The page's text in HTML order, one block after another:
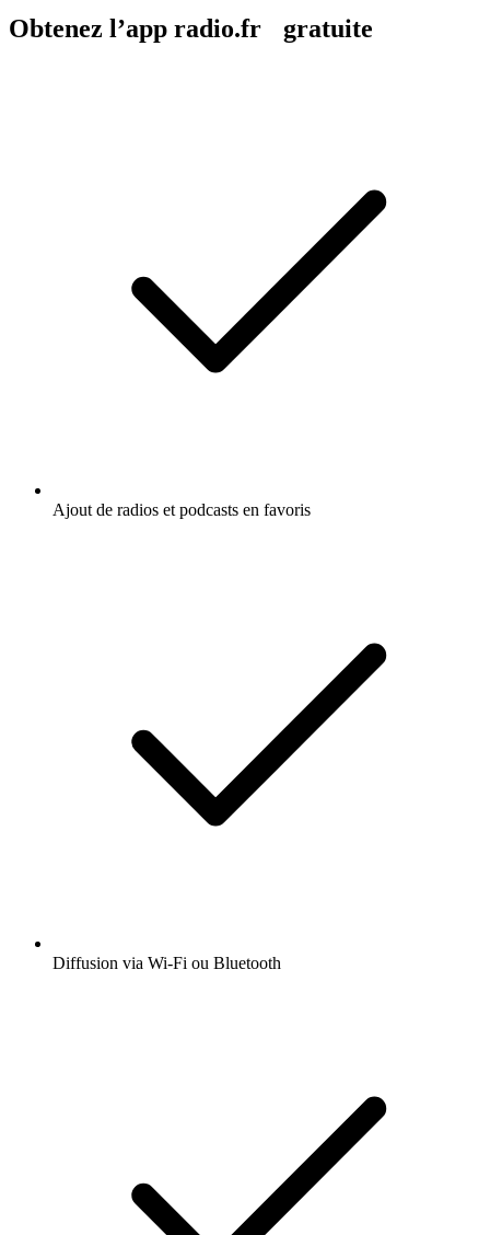
Obtenez l’app radio.fr gratuite
Ajout de radios et podcasts en favoris
Diffusion via Wi-Fi ou Bluetooth